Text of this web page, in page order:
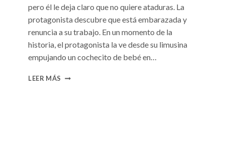
pero él le deja claro que no quiere ataduras. La
protagonista descubre que está embarazada y
renuncia a su trabajo. En un momento de la
historia, el protagonista la ve desde su limusina
empujando un cochecito de bebé en…
LEER MÁS CONSULTA